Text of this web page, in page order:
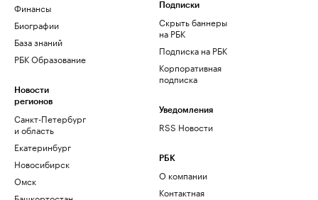
Финансы
Биографии
База знаний
РБК Образование
Новости
регионов
Санкт-Петербург
и область
Екатеринбург
Новосибирск
Омск
Подписки
Скрыть баннеры
на РБК
Подписка на РБК
Корпоративная
подписка
Уведомления
RSS Новости
РБК
О компании
Контактная